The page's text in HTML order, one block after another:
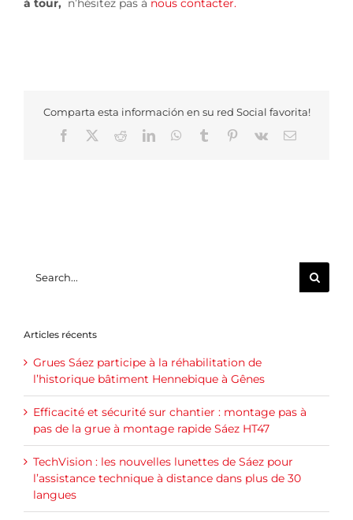
Comparta esta información en su red Social favorita!
Facebook
RedditLinkedInWhatsApp
Tumblr Pinterest
Vk Email
for:
Articles récents
Grues Sáez participe à la réhabilitation de
l’historique bâtiment Hennebique à Gênes
Efficacité et sécurité sur chantier : montage pas à
pas de la grue à montage rapide Sáez HT47
TechVision : les nouvelles lunettes de Sáez pour
l’assistance technique à distance dans plus de 30
langues